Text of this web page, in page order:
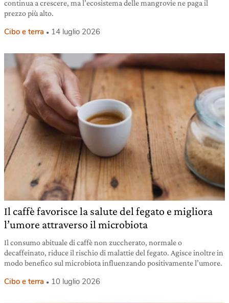
continua a crescere, ma l’ecosistema delle mangrovie ne paga il
prezzo più alto.
Cibo e terra 14 luglio 2026
Il caffè favorisce la salute del fegato e migliora
l’umore attraverso il microbiota
Il consumo abituale di caffè non zuccherato, normale o
decaffeinato, riduce il rischio di malattie del fegato. Agisce inoltre in
modo benefico sul microbiota influenzando positivamente l’umore.
Cibo e terra 10 luglio 2026